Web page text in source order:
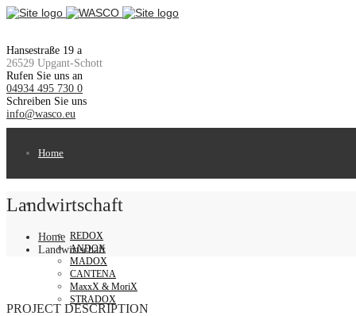
Hansestraße 19 a
26529 Upgant-Schott
Rufen Sie uns an
04934 495 730 0
Schreiben Sie uns
info@wasco.eu
Home
Produkte
REDOX
ANDOX
MADOX
CANTENA
MaxxX & MoriX
STRADOX
Landwirtschaft
Home
Landwirtschaft
PROJECT DESCRIPTION